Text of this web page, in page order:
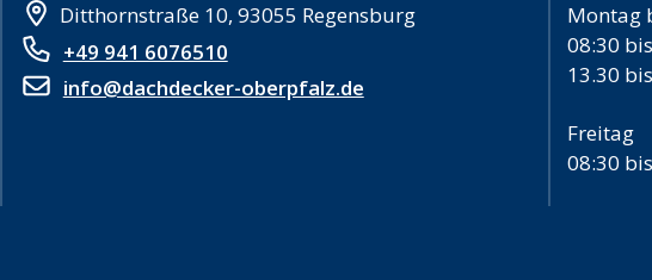
Ditthornstraße 10, 93055 Regensburg
+49 941 6076510
info@dachdecker-oberpfalz.de
Montag
08:30
13.30
Freitag
08:30